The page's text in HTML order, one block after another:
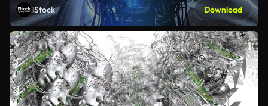
iStock Download